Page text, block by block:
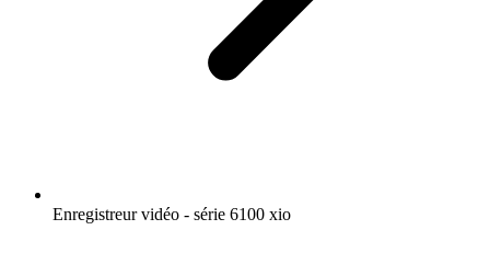
Enregistreur vidéo - série 6100 xio